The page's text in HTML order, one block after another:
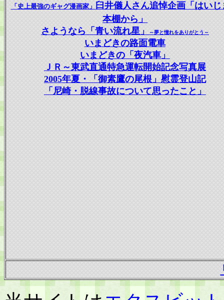
「史上最強のギャグ漫画家」
臼井儀人さん追悼企画「はいじ
本棚から」
さようなら「青い流れ星」
～夢と憧れをありがとう～
いまどきの路面電車
いまどきの「夜汽車」
ＪＲ～東武直通特急運転開始記念写真展
2005年夏・「御素鷹の尾根」慰霊登山記
「尼崎・脱線事故について思ったこと」